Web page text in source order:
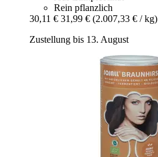
Rein pflanzlich
30,11 € 31,99 € (2.007,33 € / kg)
Zustellung bis 13. August